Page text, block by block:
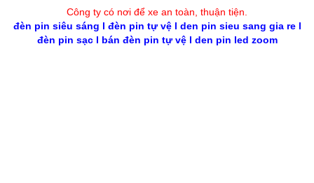
Công ty có nơi để xe an toàn, thuận tiện
đèn pin siêu sáng l đèn pin tự vệl den pin sieu sang gia rel
đèn pin sạcl bán đèn pin tự vệl den pin led zoom